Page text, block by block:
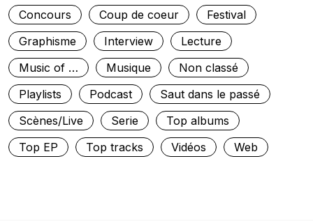
Concours
Coup de coeur
Festival
Graphisme
Interview
Lecture
Music of …
Musique
Non classé
Playlists
Podcast
Saut dans le passé
Scènes/Live
Serie
Top albums
Top EP
Top tracks Vidéos Web